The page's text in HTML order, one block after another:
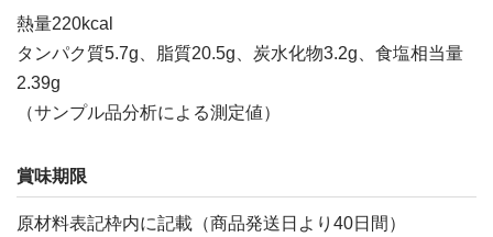
熱量220kcal
タンパク質5.7g、脂質20.5g、炭水化物3.2g、食塩相当量
2.39g
（サンプル品分析による測定値）
賞味期限
原材料表記枠内に記載（商品発送日より40日間）